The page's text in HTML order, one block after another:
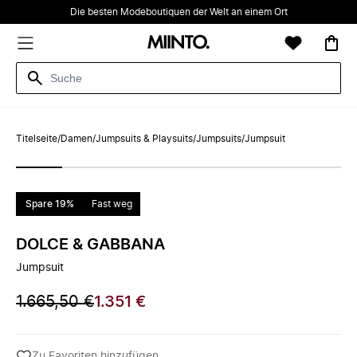
Die besten Modeboutiquen der Welt an einem Ort
Titelseite/Damen/Jumpsuits & Playsuits/Jumpsuits/Jumpsuit
Spare 19% Fast weg
DOLCE & GABBANA
Jumpsuit
1.665,50 €1.351 €